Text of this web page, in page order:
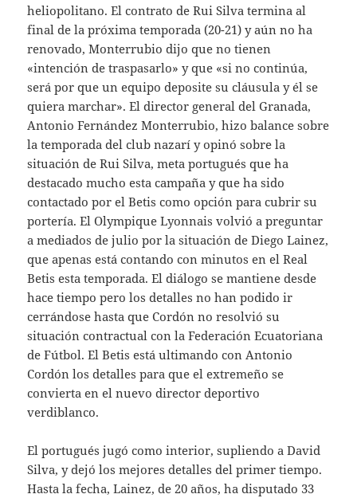
heliopolitano. El contrato de Rui Silva termina al
final de la próxima temporada (20-21) y aún no ha
renovado, Monterrubio dijo que no tienen
«intención de traspasarlo» y que «si no continúa,
será por que un equipo deposite su cláusula y él se
quiera marchar». El director general del Granada,
Antonio Fernández Monterrubio, hizo balance sobre
la temporada del club nazarí y opinó sobre la
situación de Rui Silva, meta portugués que ha
destacado mucho esta campaña y que ha sido
contactado por el Betis como opción para cubrir su
portería. El Olympique Lyonnais volvió a preguntar
a mediados de julio por la situación de Diego Lainez,
que apenas está contando con minutos en el Real
Betis esta temporada. El diálogo se mantiene desde
hace tiempo pero los detalles no han podido ir
cerrándose hasta que Cordón no resolvió su
situación contractual con la Federación Ecuatoriana
de Fútbol. El Betis está ultimando con Antonio
Cordón los detalles para que el extremeño se
convierta en el nuevo director deportivo
verdiblanco.
El portugués jugó como interior, supliendo a David
Silva, y dejó los mejores detalles del primer tiempo.
Hasta la fecha, Lainez, de 20 años, ha disputado 33